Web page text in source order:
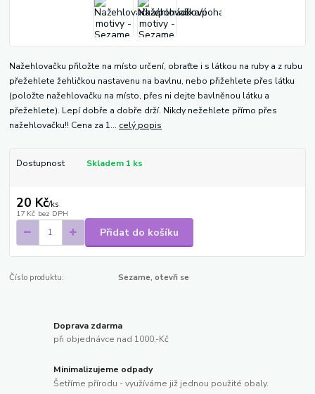
Nažehlovačku přiložte na místo určení, obraťte i s látkou na ruby a z rubu
přežehlete žehličkou nastavenu na bavlnu, nebo přižehlete přes látku
(položte nažehlovačku na místo, přes ni dejte bavlněnou látku a
přežehlete). Lepí dobře a dobře drží. Nikdy nežehlete přímo přes
nažehlovačku!! Cena za 1... celý popis
Dostupnost Skladem 1 ks
20 Kč/ks
17 Kč bez DPH
Přidat do košíku
Číslo produktu: Sezame, otevři se
Doprava zdarma
při objednávce nad 1000,-Kč
Minimalizujeme odpady
Šetříme přírodu - využíváme již jednou použité obaly.